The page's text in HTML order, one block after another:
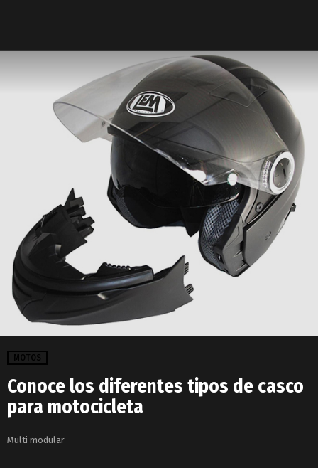
MOTOS
Conoce los diferentes tipos de casco
para motocicleta
Multi modular